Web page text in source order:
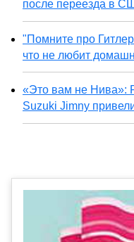
после переезда в
"Помните про
что не любит
«Это вам не Нива»:
Suzuki Jimny